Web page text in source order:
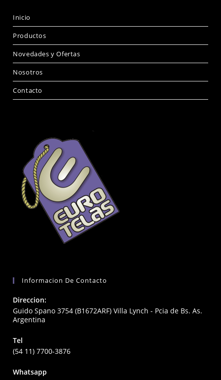
Inicio
Productos
Novedades y Ofertas
Nosotros
Contacto
Informacion De Contacto
Direccion:
Guido Spano 3754 (B1672ARF) Villa Lynch - Pcia de Bs. As.
Argentina
Tel
(54 11) 7700-3876
Whatsapp